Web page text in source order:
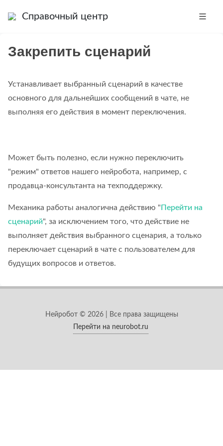
Справочный центр
Закрепить сценарий
Устанавливает выбранный сценарий в качестве
основного для дальнейших сообщений в чате, не
выполняя его действия в момент переключения.
Может быть полезно, если нужно переключить
"режим" ответов нашего нейробота, например, с
продавца-консультанта на техподдержку.
Механика работы аналогична действию " Перейти на
сценарий", за исключением того, что действие не
выполняет действия выбранного сценария, а только
переключает сценарий в чате с пользователем для
будущих вопросов и ответов.
Нейробот © 2026 | Все права защищены
Перейти на neurobot.ru